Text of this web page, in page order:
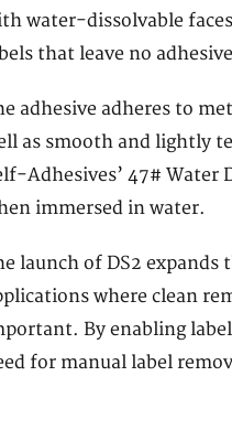
water-dissolvable
that leave no
adhesive adheres to
as smooth and lightly
Adhesives’ 47# Water
immersed in water.
launch of DS2
where clean
By enabling
for manual label